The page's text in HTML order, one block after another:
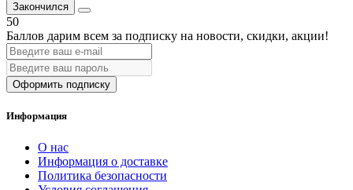
Закончился
50
Баллов дарим всем за подписку на новости, скидки, акции!
Оформить подписку
Информация
О нас
Информация о доставке
Политика безопасности